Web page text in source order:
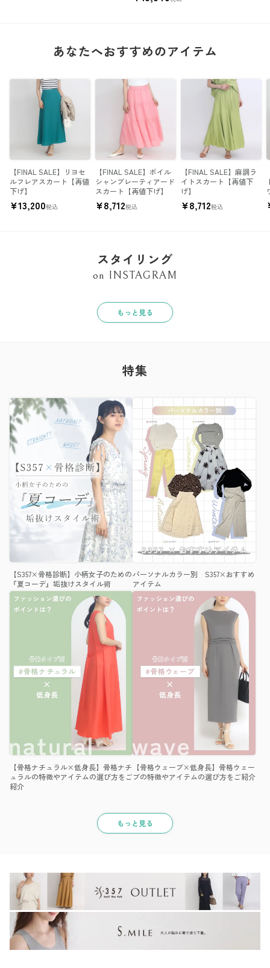
あなたへおすすめのアイテム
【FINAL SALE】リヨセ
ルフレアスカート【再値
下げ】
¥13,200税込
【FINAL SALE】ボイル
シャンブレーティアード
スカート【再値下げ】
¥8,712税込
【FINAL SALE】麻調ラ
イトスカート【再値下
げ】
¥8,712税込
スタイリング
on INSTAGRAM
もっと見る
特集
【S357×骨格診断】小柄女子のための
『夏コーデ』垢抜けスタイル術
パーソナルカラー別 S357×おすすめ
アイテム
【骨格ナチュラル×低身長】骨格ナチ
ュラルの特徴やアイテムの選び方をご
紹介
【骨格ウェーブ×低身長】骨格ウェー
ブの特徴やアイテムの選び方をご紹介
もっと見る